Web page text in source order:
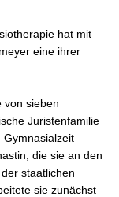
hat mit
eine ihrer
von sieben
Juristenfamilie
die sie an den
staatlichen
sie zunächst